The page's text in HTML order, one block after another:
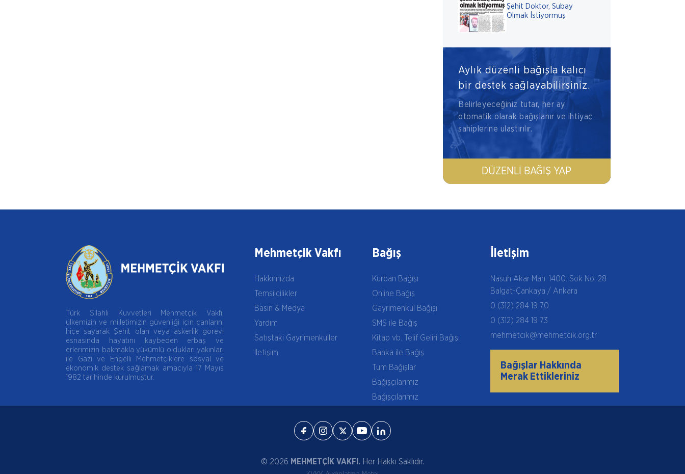
Şehit Doktor, Subay
Olmak İstiyormuş
Aylık düzenli bağışla kalıcı
bir destek sağlayabilirsiniz.
Belirleyeceğiniz tutar, her ay
otomatik olarak bağışlanır ve ihtiyaç
sahiplerine ulaştırılır.
DÜZENLI BAĞIŞ YAP
Türk Silahlı Kuvvetleri Mehmetçik Vakfı,
ülkemizin ve milletimizin güvenliği için canlarını
hiçe sayarak Şehit olan veya askerlik görevi
esnasında hayatını kaybeden erbaş ve
erlerimizin bakmakla yükümlü oldukları yakınları
ile Gazi ve Engelli Mehmetçiklere sosyal ve
ekonomik destek sağlamak amacıyla 17 Mayıs
1982 tarihinde kurulmuştur.
Mehmetçik Vakfı
Hakkımızda
Temsilcilikler
Basın & Medya
Yardım
Satıştaki Gayrimenkuller
İletişim
Bağış
Kurban Bağışı
Online Bağış
Gayrimenkul Bağışı
SMS ile Bağış
Kitap vb. Telif Geliri Bağışı
Banka ile Bağış
Tüm Bağışlar
Bağışçılarımız
Bağışçılarımız
İletişim
Nasuh Akar Mah. 1400. Sok No: 28
Balgat-Çankaya / Ankara
0 (312) 284 19 70
0 (312) 284 19 73
mehmetcik@mehmetcik.org.tr
Bağışlar Hakkında
Merak Ettikleriniz
© 2026 MEHMETÇİK VAKFI. Her Hakkı Saklıdır.